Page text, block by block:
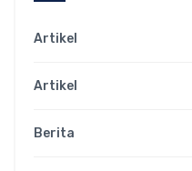
Artikel
Artikel
Berita